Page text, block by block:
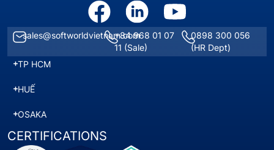
sales@softworldvietnam.com+84 968 01 07
11 (Sale)
0898 300 056
(HR Dept)
TP HCM
HUẾ
OSAKA
CERTIFICATIONS